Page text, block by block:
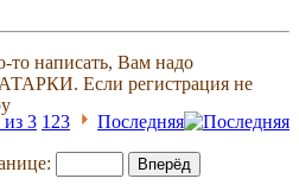
то написать, Вам надо
Если регистрация не
3 1 23 Последняя